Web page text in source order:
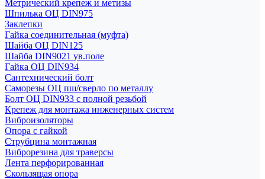
Метрический крепеж и метизы
Шпилька ОЦ DIN975
Заклепки
Гайка соединительная (муфта)
Шайба ОЦ DIN125
Шайба DIN9021 ув.поле
Гайка ОЦ DIN934
Сантехнический болт
Саморезы ОЦ пш/сверло по металлу
Болт ОЦ DIN933 с полной резьбой
Крепеж для монтажа инженерных систем
Виброизоляторы
Опора с гайкой
Струбцина монтажная
Виброрезина для траверсы
Лента перфорированная
Скользящая опора